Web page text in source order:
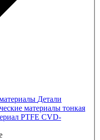
Детали
материалы тонкая
PTFE CVD-